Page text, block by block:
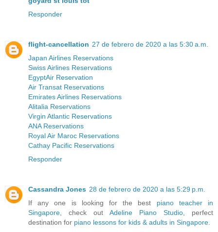
Responder
flight-cancellation 27 de febrero de 2020 a las 5:30 a.m.
Japan Airlines Reservations
Swiss Airlines Reservations
EgyptAir Reservation
Air Transat Reservations
Emirates Airlines Reservations
Alitalia Reservations
Virgin Atlantic Reservations
ANA Reservations
Royal Air Maroc Reservations
Cathay Pacific Reservations
Responder
Cassandra Jones 28 de febrero de 2020 a las 5:29 p.m.
If any one is looking for the best piano teacher in
Singapore, check out Adeline Piano Studio, perfect
destination for piano lessons for kids & adults in Singapore.